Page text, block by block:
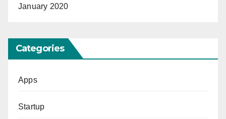
January 2020
Categories
Apps
Startup